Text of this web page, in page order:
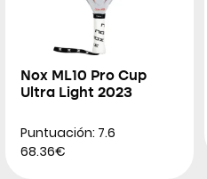
Nox ML10 Pro Cup
Ultra Light 2023
Puntuación: 7.6
68.36€